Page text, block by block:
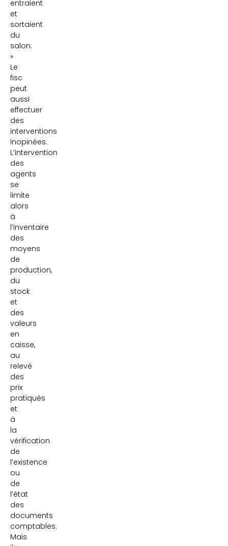
entraient
et
sortaient
du
salon.
»
Le
fisc
peut
aussi
effectuer
des
interventions
inopinées.
L’intervention
des
agents
se
limite
alors
à
l’inventaire
des
moyens
de
production,
du
stock
et
des
valeurs
en
caisse,
au
relevé
des
prix
pratiqués
et
à
la
vérification
de
l’existence
ou
de
l’état
des
documents
comptables.
Mais